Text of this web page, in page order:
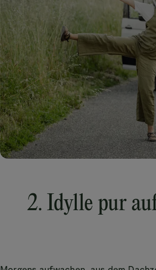
2. Idylle pur